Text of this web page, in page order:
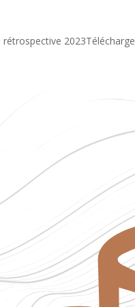
rétrospective